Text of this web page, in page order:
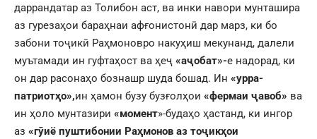
даррандатар аз Толибон аст, ва инки навори мунташира
аз гурезаҳои бараҳнаи афғонистонӣ дар марз, ки бо
забони тоҷикӣ Раҳмоновро накуҳиш мекунанд, далели
муътамади ин гуфтаҳост ва ҳеҷ «аҷобат»-е надорад, ки
он дар расонаҳо бознашр шуда бошад. Ин «урра-
патриотҳо»,ин ҳамон бузу бузғолҳои «фермаи ҷавоб» ва
ин ҳоло мунтазири «момент»-будаҳо ҳастанд, ки ингор
аз «гӯиё пуштибонии Раҳмонов аз тоҷикҳои